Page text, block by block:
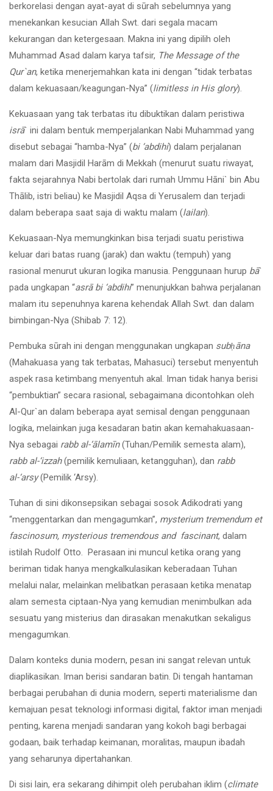
berkorelasi dengan ayat-ayat di sūrah sebelumnya yang
menekankan kesucian Allah Swt. dari segala macam
kekurangan dan ketergesaan. Makna ini yang dipilih oleh
Muhammad Asad dalam karya tafsir, The Message of the
Qur`an, ketika menerjemahkan kata ini dengan “tidak terbatas
dalam kekuasaan/keagungan-Nya” (limitless in His glory).
Kekuasaan yang tak terbatas itu dibuktikan dalam peristiwa
isrā` ini dalam bentuk memperjalankan Nabi Muhammad yang
disebut sebagai “hamba-Nya” (bi ‘abdihi) dalam perjalanan
malam dari Masjidil Harām di Mekkah (menurut suatu riwayat,
fakta sejarahnya Nabi bertolak dari rumah Ummu Hāni` bin Abu
Thālib, istri beliau) ke Masjidil Aqsa di Yerusalem dan terjadi
dalam beberapa saat saja di waktu malam (lailan).
Kekuasaan-Nya memungkinkan bisa terjadi suatu peristiwa
keluar dari batas ruang (jarak) dan waktu (tempuh) yang
rasional menurut ukuran logika manusia. Penggunaan hurup bā`
pada ungkapan “asrā bi ‘abdihi” menunjukkan bahwa perjalanan
malam itu sepenuhnya karena kehendak Allah Swt. dan dalam
bimbingan-Nya (Shibab 7: 12).
Pembuka sūrah ini dengan menggunakan ungkapan subḥāna
(Mahakuasa yang tak terbatas, Mahasuci) tersebut menyentuh
aspek rasa ketimbang menyentuh akal. Iman tidak hanya berisi
“pembuktian” secara rasional, sebagaimana dicontohkan oleh
Al-Qur`an dalam beberapa ayat semisal dengan penggunaan
logika, melainkan juga kesadaran batin akan kemahakuasaan-
Nya sebagai rabb al-‘ālamīn(Tuhan/Pemilik semesta alam),
rabb al-‘izzah(pemilik kemuliaan, ketangguhan), dan rabb
al-‘arsy(Pemilik ‘Arsy).
Tuhan di sini dikonsepsikan sebagai sosok Adikodrati yang
“menggentarkan dan mengagumkan”, mysterium tremendum et
fascinosum, mysterious tremendous and fascinant, dalam
istilah Rudolf Otto. Perasaan ini muncul ketika orang yang
beriman tidak hanya mengkalkulasikan keberadaan Tuhan
melalui nalar, melainkan melibatkan perasaan ketika menatap
alam semesta ciptaan-Nya yang kemudian menimbulkan ada
sesuatu yang misterius dan dirasakan menakutkan sekaligus
mengagumkan.
Dalam konteks dunia modern, pesan ini sangat relevan untuk
diaplikasikan. Iman berisi sandaran batin. Di tengah hantaman
berbagai perubahan di dunia modern, seperti materialisme dan
kemajuan pesat teknologi informasi digital, faktor iman menjadi
penting, karena menjadi sandaran yang kokoh bagi berbagai
godaan, baik terhadap keimanan, moralitas, maupun ibadah
yang seharunya dipertahankan.
Di sisi lain, era sekarang dihimpit oleh perubahan iklim (climate